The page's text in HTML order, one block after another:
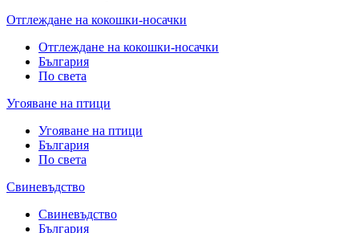
Отглеждане на кокошки-носачки
Отглеждане на кокошки-носачки
България
По света
Угояване на птици
Угояване на птици
България
По света
Свиневъдство
Свиневъдство
България